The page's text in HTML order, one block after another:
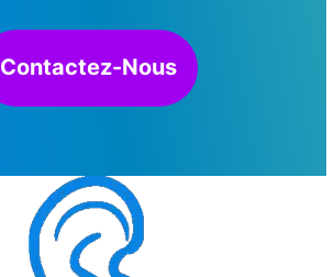
Contactez-Nous